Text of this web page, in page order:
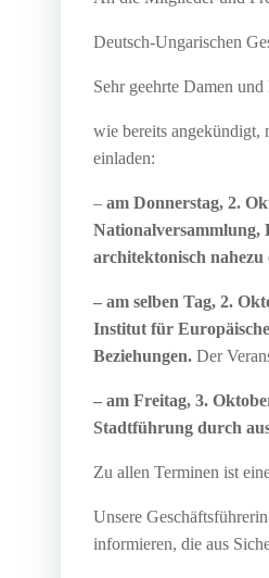
Deutsch-Ungarischen
Sehr geehrte Damen und
wie bereits angekündigt,
einladen:
– am Donnerstag, 2.
Nationalversammlung,
architektonisch nahezu
– am selben Tag, 2.
Institut für
Beziehungen. Der
– am Freitag, 3.
Stadtführung durch
Zu allen Terminen ist
Unsere
informieren, die aus